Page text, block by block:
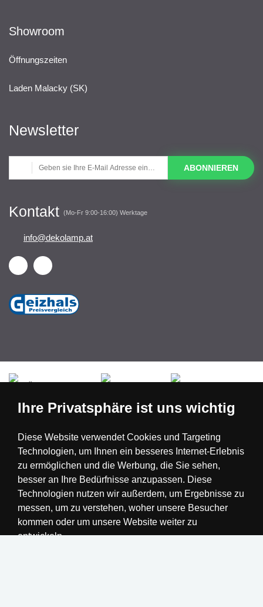
Showroom
Öffnungszeiten
Laden Malacky (SK)
Newsletter
ABONNIEREN
Kontakt (Mo-Fr 9:00-16:00) Werktage
info@dekolamp.at
Nederland
Ihre Privatsphäre ist uns wichtig
Diese Website verwendet Cookies und Targeting
Technologien, um Ihnen ein besseres Internet-Erlebnis
zu ermöglichen und die Werbung, die Sie sehen,
besser an Ihre Bedürfnisse anzupassen. Diese
Technologien nutzen wir außerdem, um Ergebnisse zu
messen, um zu verstehen, woher unsere Besucher
kommen oder um unsere Website weiter zu
entwickeln.